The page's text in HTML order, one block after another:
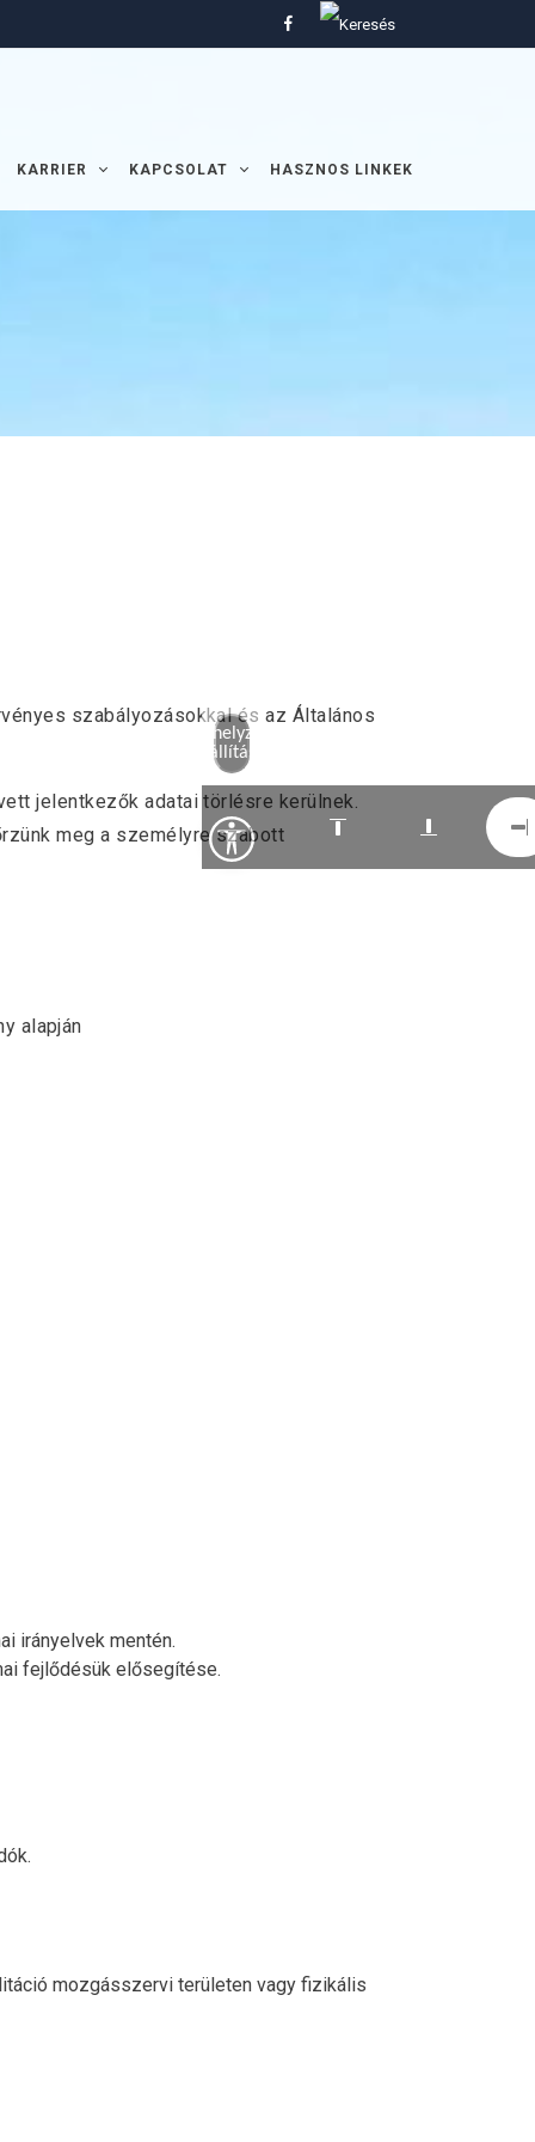
KARRIER KAPCSOLAT HASZNOS LINKEK
szabályozásokkal és az Általános
jelentkezők adatai törlésre kerülnek.
meg a személyre szabott
alapján
irányelvek mentén.
fejlődésük elősegítése.
mozgásszervi területen vagy fizikális
Alaphelyzetbe
állítás